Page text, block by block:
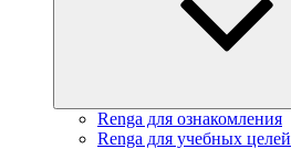
Renga для ознакомления
Renga для учебных целей